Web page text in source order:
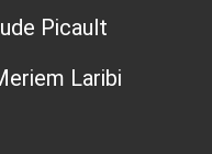
Picault
Laribi